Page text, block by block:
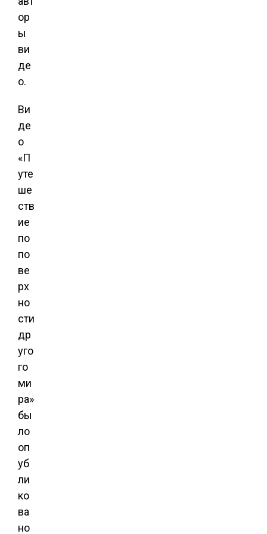
ор
ы
ви
де
о.
Ви
де
о
«П
уте
ше
ств
ие
по
по
ве
рх
но
сти
др
уго
го
ми
ра»
бы
ло
оп
уб
ли
ко
ва
но